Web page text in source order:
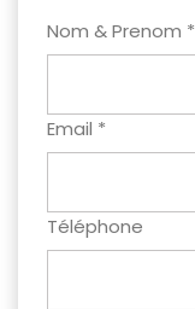
Nom & Prenom *
Email *
Téléphone